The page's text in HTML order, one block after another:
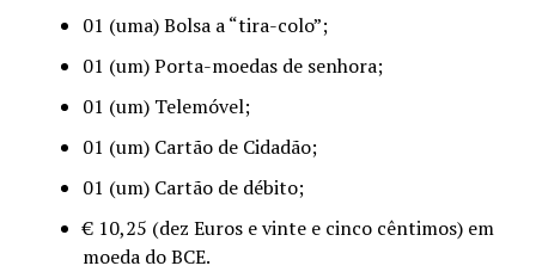
01 (uma) Bolsa a “tira-colo”;
01 (um) Porta-moedas de senhora;
01 (um) Telemóvel;
01 (um) Cartão de Cidadão;
01 (um) Cartão de débito;
€ 10,25 (dez Euros e vinte e cinco cêntimos) em
moeda do BCE.